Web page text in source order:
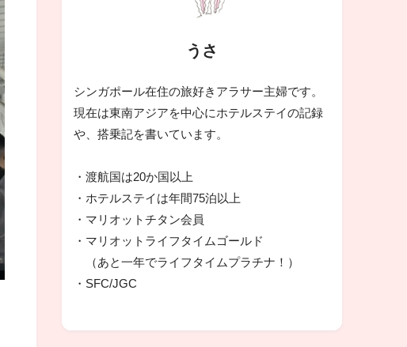
うさ
シンガポール在住の旅好きアラサー主婦です。
現在は東南アジアを中心にホテルステイの記録
や、搭乗記を書いています。
・渡航国は20か国以上
・ホテルステイは年間75泊以上
・マリオットチタン会員
・マリオットライフタイムゴールド
（あと一年でライフタイムプラチナ！）
・SFC/JGC